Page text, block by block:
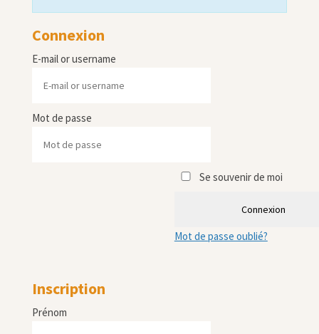
Connexion
E-mail or username
Mot de passe
Se souvenir de moi
Connexion
Mot de passe oublié?
Inscription
Prénom